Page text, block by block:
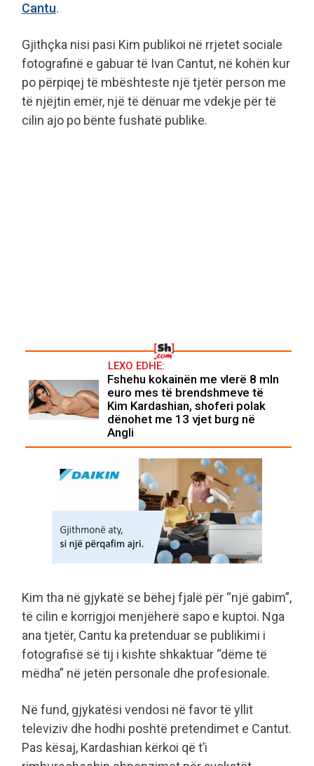
Cantu.
Gjithçka nisi pasi Kim publikoi në rrjetet sociale
fotografinë e gabuar të Ivan Cantut, në kohën kur
po përpiqej të mbështeste një tjetër person me
të njëjtin emër, një të dënuar me vdekje për të
cilin ajo po bënte fushatë publike.
LEXO EDHE:
Fshehu kokainën me vlerë 8 mln
euro mes të brendshmeve të
Kim Kardashian, shoferi polak
dënohet me 13 vjet burg në
Angli
Kim tha në gjykatë se bëhej fjalë për “një gabim”,
të cilin e korrigjoi menjëherë sapo e kuptoi. Nga
ana tjetër, Cantu ka pretenduar se publikimi i
fotografisë së tij i kishte shkaktuar “dëme të
mëdha” në jetën personale dhe profesionale.
Në fund, gjykatësi vendosi në favor të yllit
televiziv dhe hodhi poshtë pretendimet e Cantut.
Pas kësaj, Kardashian kërkoi që t’i